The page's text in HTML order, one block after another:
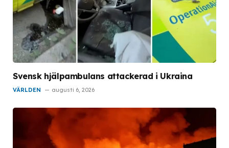
Svensk hjälpambulans attackerad i Ukraina
VÄRLDEN augusti 6, 2026